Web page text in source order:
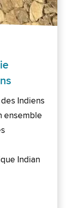
Indiens
ensemble
Indian